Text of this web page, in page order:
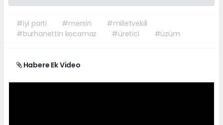
#iyi parti #mersin
#milletvekili
#burhanettin kocamaz
#üretici #üzüm
Habere Ek Video